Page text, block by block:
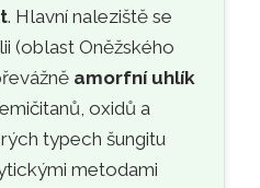
. Hlavní naleziště se
(oblast Oněžského
amorfní uhlík
oxidů a
typech šungitu
metodami